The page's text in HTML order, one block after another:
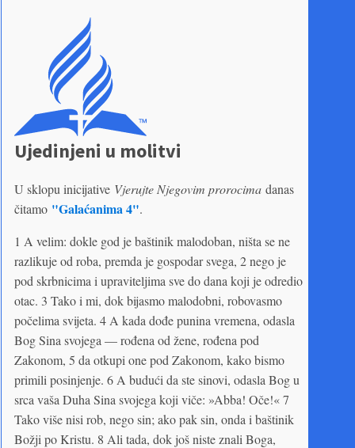
Ujedinjeni u molitvi
U sklopu inicijative Vjerujte Njegovim prorocima danas
čitamo "Galaćanima 4".
1 A velim: dokle god je baštinik malodoban, ništa se ne
razlikuje od roba, premda je gospodar svega, 2 nego je
pod skrbnicima i upraviteljima sve do dana koji je odredio
otac. 3 Tako i mi, dok bijasmo malodobni, robovasmo
počelima svijeta. 4 A kada dođe punina vremena, odasla
Bog Sina svojega — rođena od žene, rođena pod
Zakonom, 5 da otkupi one pod Zakonom, kako bismo
primili posinjenje. 6 A budući da ste sinovi, odasla Bog u
srca vaša Duha Sina svojega koji viče: »Abba! Oče!« 7
Tako više nisi rob, nego sin; ako pak sin, onda i baštinik
Božji po Kristu. 8 Ali tada, dok još niste znali Boga,